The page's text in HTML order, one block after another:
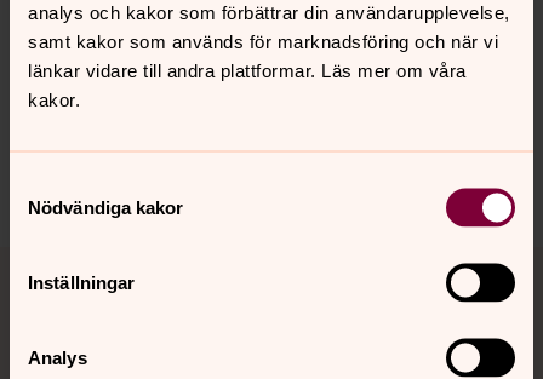
analys och kakor som förbättrar din användarupplevelse,
samt kakor som används för marknadsföring och när vi
länkar vidare till andra plattformar. Läs mer om våra
kakor.
Nödvändiga kakor
Inställningar
Analys